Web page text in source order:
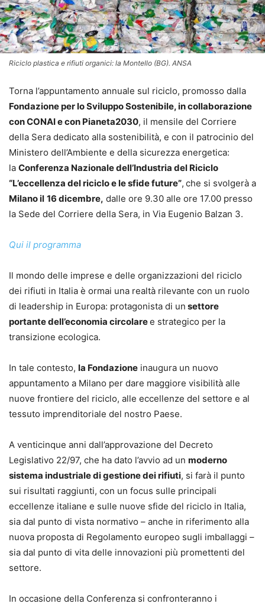
Riciclo plastica e rifiuti organici: la Montello (BG). ANSA
Torna l’appuntamento annuale sul riciclo, promosso dalla
Fondazione per lo Sviluppo Sostenibile, in collaborazione
con CONAI e con Pianeta2030, il mensile del Corriere
della Sera dedicato alla sostenibilità, e con il patrocinio del
Ministero dell’Ambiente e della sicurezza energetica:
la Conferenza Nazionale dell’Industria del Riciclo
“L’eccellenza del riciclo e le sfide future”, che si svolgerà a
Milano il 16 dicembre, dalle ore 9.30 alle ore 17.00 presso
la Sede del Corriere della Sera, in Via Eugenio Balzan 3.
Qui il programma
Il mondo delle imprese e delle organizzazioni del riciclo
dei rifiuti in Italia è ormai una realtà rilevante con un ruolo
di leadership in Europa: protagonista di un settore
portante dell’economia circolaree strategico per la
transizione ecologica.
In tale contesto, la Fondazione inaugura un nuovo
appuntamento a Milano per dare maggiore visibilità alle
nuove frontiere del riciclo, alle eccellenze del settore e al
tessuto imprenditoriale del nostro Paese.
A venticinque anni dall’approvazione del Decreto
Legislativo 22/97, che ha dato l’avvio ad un moderno
sistema industriale di gestione dei rifiuti, si farà il punto
sui risultati raggiunti, con un focus sulle principali
eccellenze italiane e sulle nuove sfide del riciclo in Italia,
sia dal punto di vista normativo – anche in riferimento alla
nuova proposta di Regolamento europeo sugli imballaggi –
sia dal punto di vita delle innovazioni più promettenti del
settore.
In occasione della Conferenza si confronteranno i